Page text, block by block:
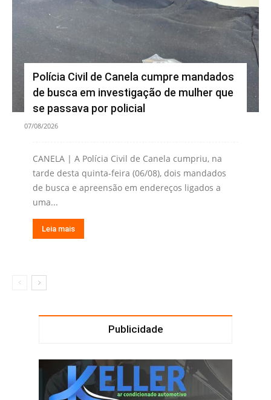
Polícia Civil de Canela cumpre mandados
de busca em investigação de mulher que
se passava por policial
07/08/2026
CANELA | A Polícia Civil de Canela cumpriu, na
tarde desta quinta-feira (06/08), dois mandados
de busca e apreensão em endereços ligados a
uma...
Leia mais
Publicidade